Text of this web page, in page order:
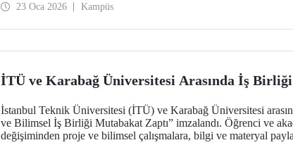
artırmak amacıyla gerçekleştirildi.
23 Oca 2026 Kampüs
İTÜ ve Karabağ Üniversitesi Arasında İş Birliği
İstanbul Teknik Üniversitesi (İTÜ) ve Karabağ Üniversitesi
ve Bilimsel İş Birliği Mutabakat Zaptı” imzalandı. Öğrenci ve
değişiminden proje ve bilimsel çalışmalara, bilgi ve materyal